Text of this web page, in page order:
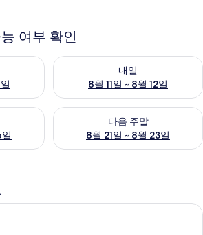
여부 확인
인, 8월 10일 ~ 8월 11일
내일
8월 11일 ~ 8월 12일
내일 예약 가능 여부 확인, 8월
확인, 8월 14일 ~ 8월 16일
다음 주말
8월 21일 ~ 8월 23일
다음 주말 예약 가능 여부 확인
Siam Suite | 고급 침구, 무료 미니바 품